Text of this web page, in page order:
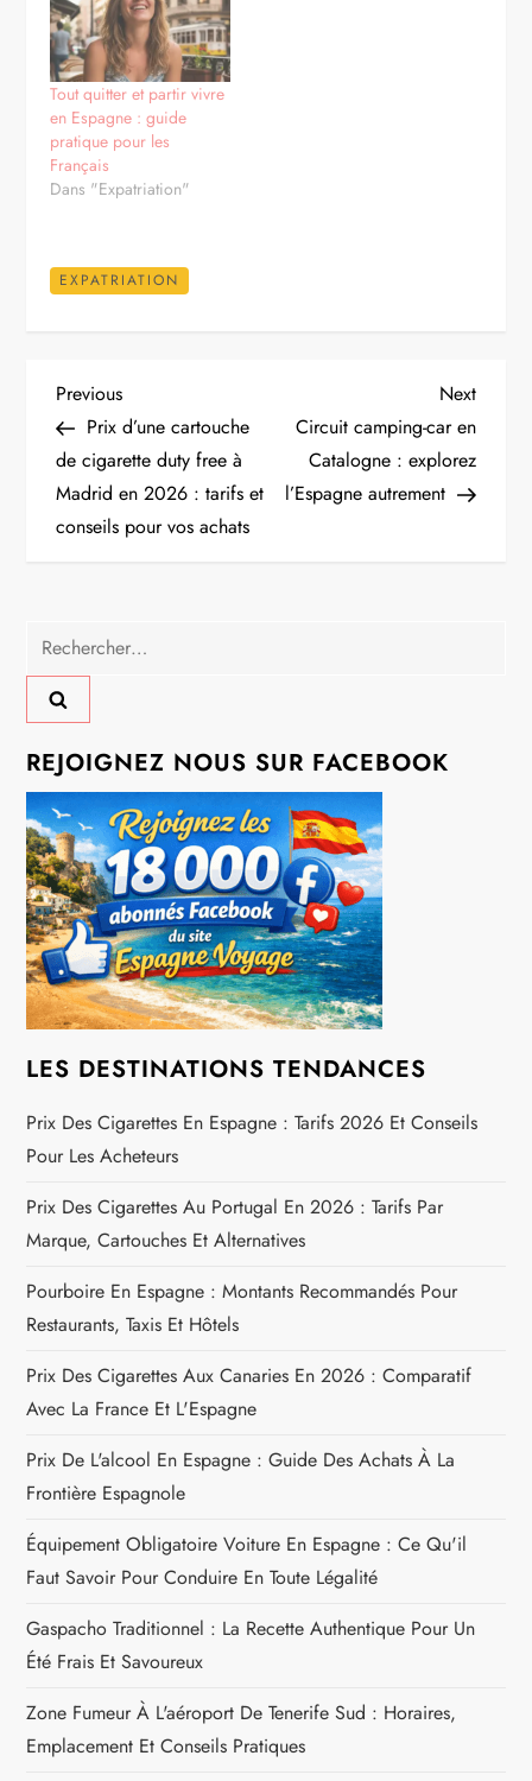
Tout quitter et partir vivre
en Espagne : guide
pratique pour les
Français
Dans "Expatriation"
EXPATRIATION
N
a
v
g
a
t
i
o
n
d
e
l
’
a
r
t
i
c
l
e
Previous
Post
Previous
Prix d’une cartouche
de cigarette duty free à
Madrid en 2026 : tarifs et
conseils pour vos achats
Next
Post
Next
Circuit camping-car en
Catalogne : explorez
l’Espagne autrement
Rechercher :
REJOIGNEZ NOUS SUR FACEBOOK
LES DESTINATIONS TENDANCES
Prix Des Cigarettes En Espagne : Tarifs 2026 Et Conseils
Pour Les Acheteurs
Prix Des Cigarettes Au Portugal En 2026 : Tarifs Par
Marque, Cartouches Et Alternatives
Pourboire En Espagne : Montants Recommandés Pour
Restaurants, Taxis Et Hôtels
Prix Des Cigarettes Aux Canaries En 2026 : Comparatif
Avec La France Et L'Espagne
Prix De L'alcool En Espagne : Guide Des Achats À La
Frontière Espagnole
Équipement Obligatoire Voiture En Espagne : Ce Qu'il
Faut Savoir Pour Conduire En Toute Légalité
Gaspacho Traditionnel : La Recette Authentique Pour Un
Été Frais Et Savoureux
Zone Fumeur À L'aéroport De Tenerife Sud : Horaires,
Emplacement Et Conseils Pratiques